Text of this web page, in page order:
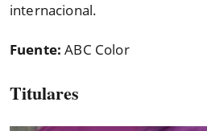
internacional.
Fuente:ABC Color
Titulares